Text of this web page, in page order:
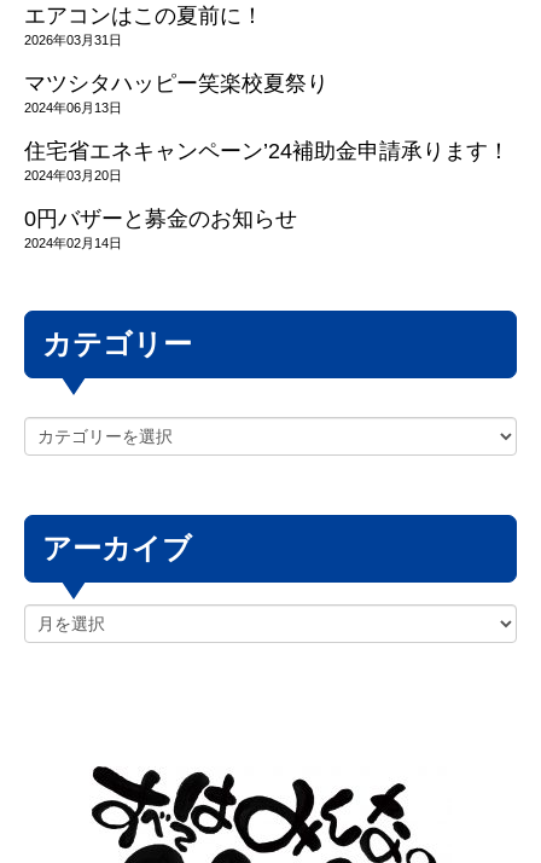
エアコンはこの夏前に！
2026年03月31日
マツシタハッピー笑楽校夏祭り
2024年06月13日
住宅省エネキャンペーン’24補助金申請承ります！
2024年03月20日
0円バザーと募金のお知らせ
2024年02月14日
カテゴリー
アーカイブ